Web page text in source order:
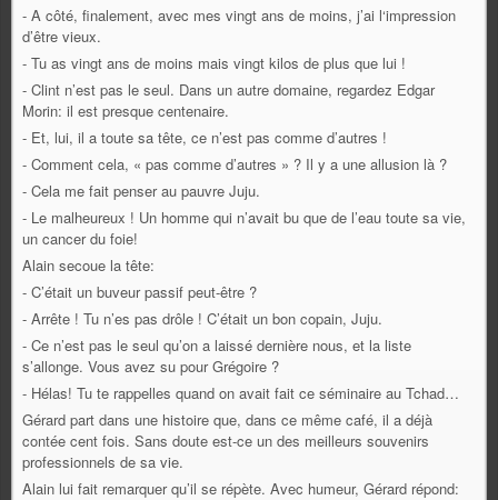
- A côté, finalement, avec mes vingt ans de moins, j’ai l‘impression
d’être vieux.
- Tu as vingt ans de moins mais vingt kilos de plus que lui !
- Clint n’est pas le seul. Dans un autre domaine, regardez Edgar
Morin: il est presque centenaire.
- Et, lui, il a toute sa tête, ce n’est pas comme d’autres !
- Comment cela, « pas comme d’autres » ? Il y a une allusion là ?
- Cela me fait penser au pauvre Juju.
- Le malheureux ! Un homme qui n’avait bu que de l’eau toute sa vie,
un cancer du foie!
Alain secoue la tête:
- C’était un buveur passif peut-être ?
- Arrête ! Tu n’es pas drôle ! C’était un bon copain, Juju.
- Ce n’est pas le seul qu’on a laissé dernière nous, et la liste
s’allonge. Vous avez su pour Grégoire ?
- Hélas! Tu te rappelles quand on avait fait ce séminaire au Tchad…
Gérard part dans une histoire que, dans ce même café, il a déjà
contée cent fois. Sans doute est-ce un des meilleurs souvenirs
professionnels de sa vie.
Alain lui fait remarquer qu’il se répète. Avec humeur, Gérard répond: